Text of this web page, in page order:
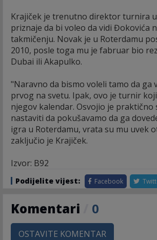
Krajiček je trenutno direktor turnira
priznaje da bi voleo da vidi Đokovića
takmičenju. Novak je u Roterdamu
2010, posle toga mu je fabruar bio
Dubai ili Akapulko.
"Naravno da bismo voleli tamo da ga
prvog na svetu. Ipak, ovo je turnir
njegov kalendar. Osvojio je praktično
nastaviti da pokušavamo da ga
igra u Roterdamu, vrata su mu uvek
zaključio je Krajiček.
Izvor: B92
Podijelite vijest: Facebook
Komentari 0
OSTAVITE KOMENTAR